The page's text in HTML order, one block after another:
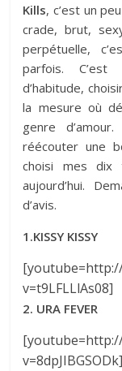
Kills, c’est un
crade, brut,
perpétuelle,
parfois. C’est
d’habitude,
la mesure où
genre
réécouter une
choisi mes dix
aujourd’hui.
d’avis.
1.KISSY KISSY
v=t9LFLLlAs08]
2. URA FEVER
v=8dpJIBGSODk]